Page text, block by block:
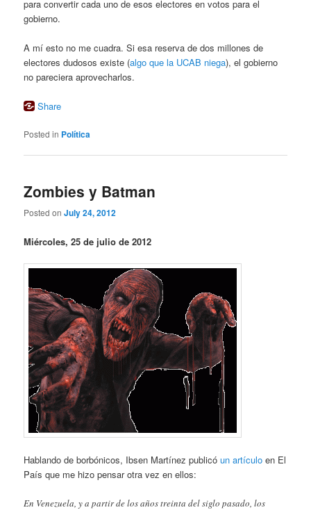
para convertir cada uno de esos electores en votos para el
gobierno.
A mí esto no me cuadra. Si esa reserva de dos millones de
electores dudosos existe (algo que la UCAB niega), el gobierno
no pareciera aprovecharlos.
Share
Posted in Política
Zombies y Batman
Posted onJuly 24, 2012
Miércoles, 25 de julio de 2012
Hablando de borbónicos, Ibsen Martínez publicóun artículo en El
País que me hizo pensar otra vez en ellos:
En Venezuela, y a partir de los años treinta del siglo pasado, los